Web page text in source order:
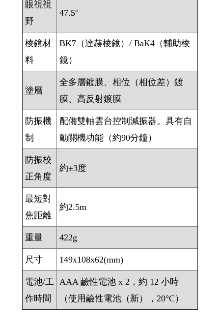
眼視視
野
47.5°
棱鏡材
料
BK7（達赫棱鏡）/ BaK4（輔助棱
鏡）
塗層
全多層鍍膜、相位（相位差）鍍
膜、高反射鍍膜
防振機
制
配備雙軸雲台控制減振器。具有自
動關機功能（約90分鐘）
防振校
正角度
約±3度
最短對
焦距離
約2.5m
重量 422g
尺寸 149x108x62(mm)
電池/工
作時間
AAA 鹼性電池 x 2，約 12 小時
（使用鹼性電池（新），20°C）